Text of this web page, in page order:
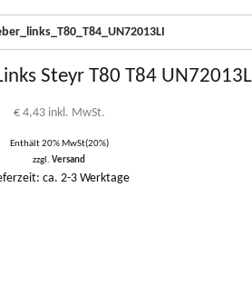
Steyr T80 T84
€4,43 inkl. MwSt.
Enthält 20% MwSt(20%)
zzgl.Versand
ca. 2-3 Werktage